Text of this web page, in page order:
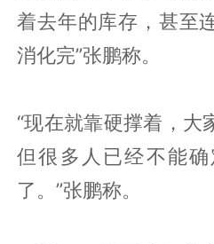
着去年的库存，甚至
消化完”张鹏称。
“现在就靠硬撑着，大
但很多人已经不能
了。”张鹏称。